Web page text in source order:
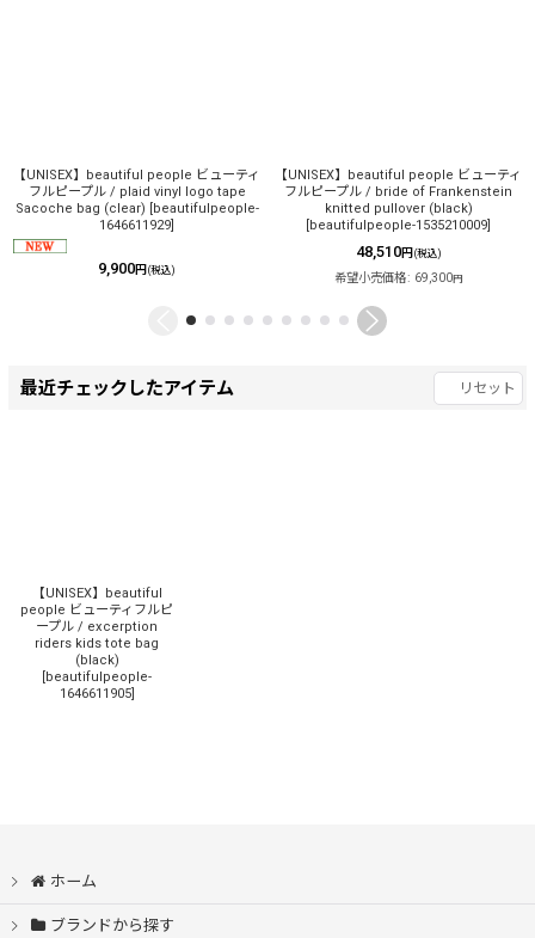
【UNISEX】beautiful people ビューティ
フルピープル / plaid vinyl logo tape
Sacoche bag (clear) [beautifulpeople-
1646611929]
9,900円 (税込)
【UNISEX】beautiful people ビューティ
フルピープル / bride of Frankenstein
knitted pullover (black)
[beautifulpeople-1535210009]
48,510円 (税込)
希望小売価格: 69,300円
最近チェックしたアイテム リセット
【UNISEX】beautiful
people ビューティフルピ
ープル / excerption
riders kids tote bag
(black)
[beautifulpeople-
1646611905]
ホーム
ブランドから探す